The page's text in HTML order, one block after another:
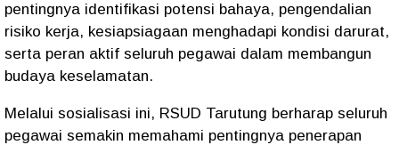
pentingnya identifikasi potensi bahaya, pengendalian
risiko kerja, kesiapsiagaan menghadapi kondisi darurat,
serta peran aktif seluruh pegawai dalam membangun
budaya keselamatan.
Melalui sosialisasi ini, RSUD Tarutung berharap seluruh
pegawai semakin memahami pentingnya penerapan